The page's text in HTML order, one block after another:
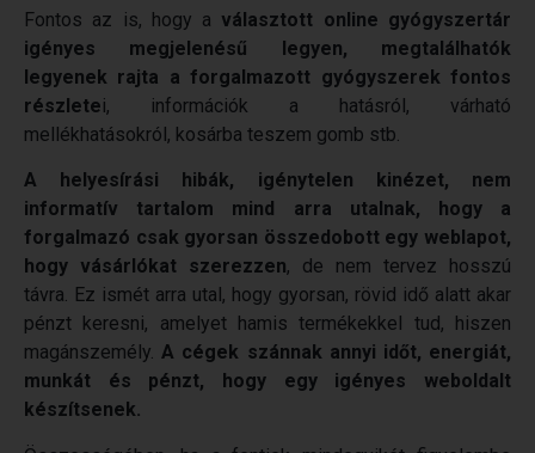
Fontos az is, hogy a választott online gyógyszertár
igényes megjelenésű legyen, megtalálhatók
legyenek rajta a forgalmazott gyógyszerek fontos
részletei, információk a hatásról, várható
mellékhatásokról, kosárba teszem gomb stb.
A helyesírási hibák, igénytelen kinézet, nem
informatív tartalom mind arra utalnak, hogy a
forgalmazó csak gyorsan összedobott egy weblapot,
hogy vásárlókat szerezzen, de nem tervez hosszú
távra. Ez ismét arra utal, hogy gyorsan, rövid idő alatt akar
pénzt keresni, amelyet hamis termékekkel tud, hiszen
magánszemély.A cégek szánnak annyi időt, energiát,
munkát és pénzt, hogy egy igényes weboldalt
készítsenek.